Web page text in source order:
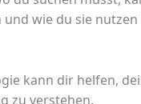
wie du sie
kann dir helfen,
zu verstehen.